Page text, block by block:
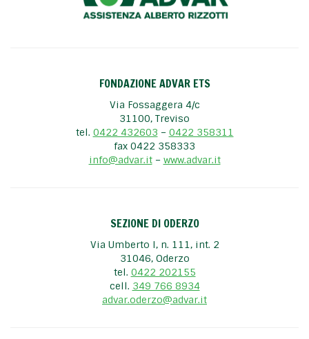
FONDAZIONE ADVAR ETS
Via Fossaggera 4/c
31100, Treviso
tel. 0422 432603 – 0422 358311
fax 0422 358333
info@advar.it– www.advar.it
SEZIONE DI ODERZO
Via Umberto I, n. 111, int. 2
31046, Oderzo
tel. 0422 202155
cell. 349 766 8934
advar.oderzo@advar.it